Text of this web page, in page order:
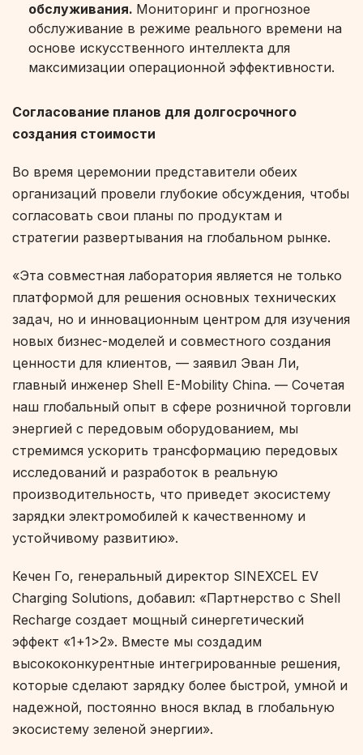
обслуживания. Мониторинг и прогнозное
обслуживание в режиме реального времени на
основе искусственного интеллекта для
максимизации операционной эффективности.
Согласование планов для долгосрочного
создания стоимости
Во время церемонии представители обеих
организаций провели глубокие обсуждения, чтобы
согласовать свои планы по продуктам и
стратегии развертывания на глобальном рынке.
«Эта совместная лаборатория является не только
платформой для решения основных технических
задач, но и инновационным центром для изучения
новых бизнес-моделей и совместного создания
ценности для клиентов, — заявил Эван Ли,
главный инженер Shell E-Mobility China. — Сочетая
наш глобальный опыт в сфере розничной торговли
энергией с передовым оборудованием, мы
стремимся ускорить трансформацию передовых
исследований и разработок в реальную
производительность, что приведет экосистему
зарядки электромобилей к качественному и
устойчивому развитию».
Кечен Го, генеральный директор SINEXCEL EV
Charging Solutions, добавил: «Партнерство с Shell
Recharge создает мощный синергетический
эффект «1+1>2». Вместе мы создадим
высококонкурентные интегрированные решения,
которые сделают зарядку более быстрой, умной и
надежной, постоянно внося вклад в глобальную
экосистему зеленой энергии».